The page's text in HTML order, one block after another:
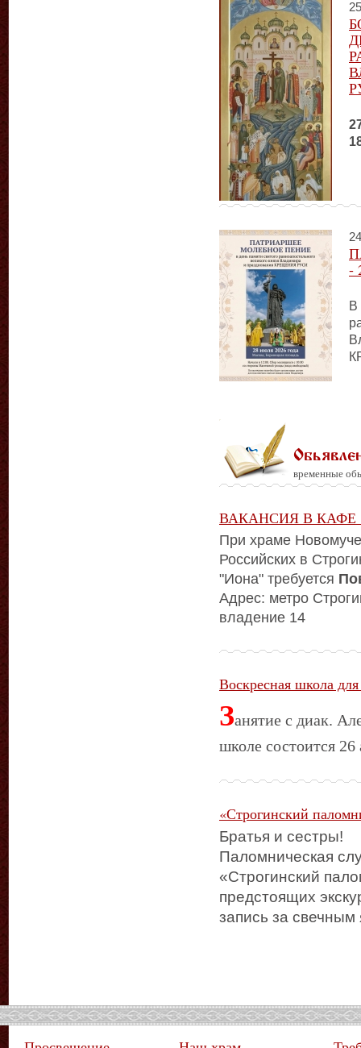
-
В
временные
ВАКАНСИЯ В КАФЕ
При храме
Российских в
"Иона" требуется
Адрес: метро
владение 14
Воскресная школа
Занятие с диак.
школе состоится 26
«Строгинский
Братья и сестры!
Паломническая
«Строгинский
предстоящих
запись за